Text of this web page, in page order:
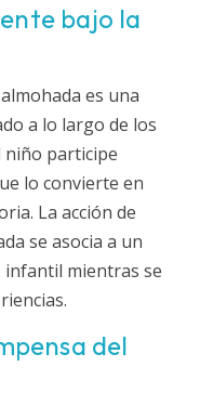
bajo la
es una
a lo largo de los
niño participe
lo convierte en
La acción de
se asocia a un
infantil mientras se
del